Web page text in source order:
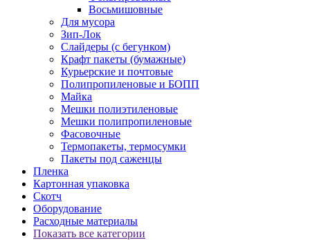
Восьмишовные
Для мусора
Зип-Лок
Слайдеры (с бегунком)
Крафт пакеты (бумажные)
Курьерские и почтовые
Полипропиленовые и БОПП
Майка
Мешки полиэтиленовые
Мешки полипропиленовые
Фасовочные
Термопакеты, термосумки
Пакеты под саженцы
Пленка
Картонная упаковка
Скотч
Оборудование
Расходные материалы
Показать все категории